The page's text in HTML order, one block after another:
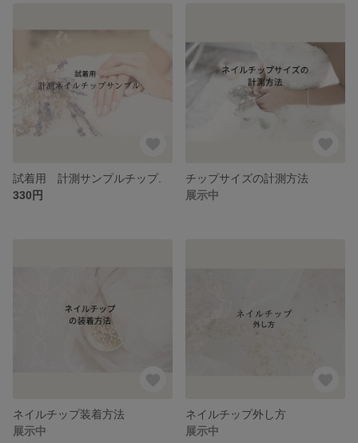
試着用 計測サンプルチップ.
330円
チップサイズの計測方法
展示中
ネイルチップ装着方法
展示中
ネイルチップ外し方
展示中